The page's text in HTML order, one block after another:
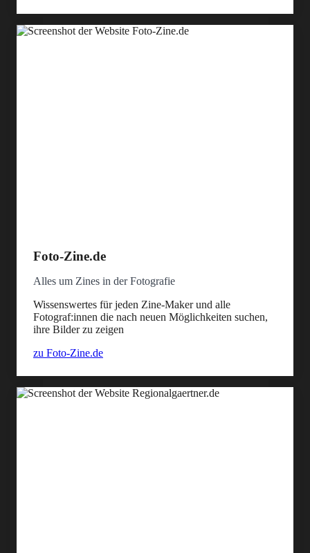
Foto-Zine.de
Alles um Zines in der Fotografie
Wissenswertes für jeden Zine-Maker und alle
Fotograf:innen die nach neuen Möglichkeiten suchen,
ihre Bilder zu zeigen
zu Foto-Zine.de